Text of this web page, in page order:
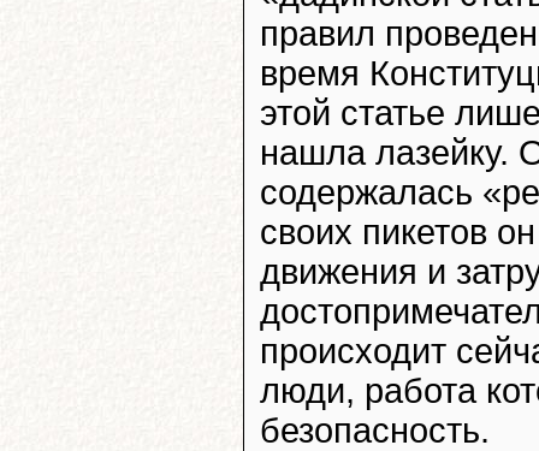
правил
время
этой статье
нашла лазейку.
содержалась
своих пикетов
движения и
происходит
люди, работа
безопасность.